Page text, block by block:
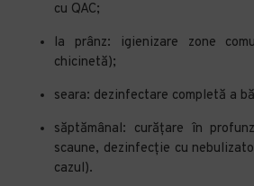
cu QAC;
la prânz: igienizare zone
chicinetă);
seara: dezinfectare completă a
săptămânal: curățare în
scaune, dezinfecție cu
cazul).